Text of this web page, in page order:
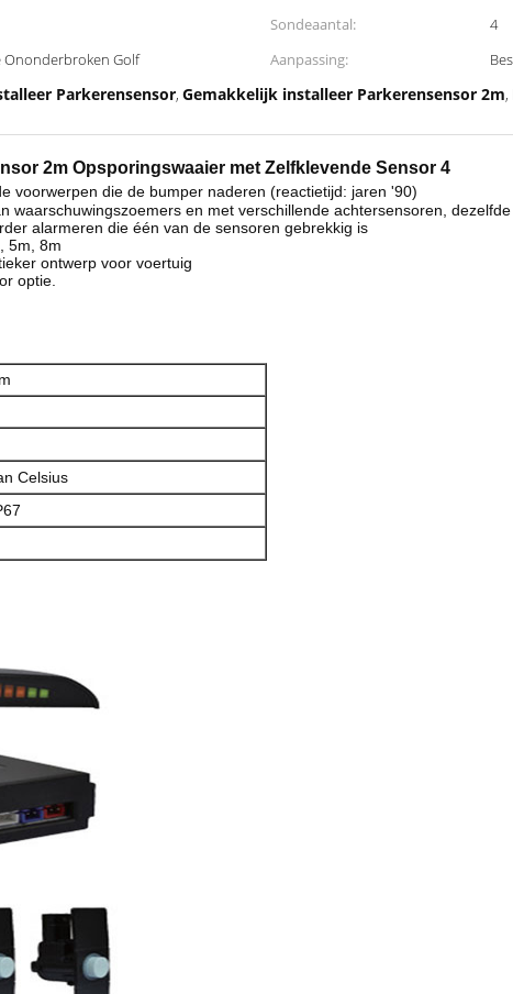
Sondeaantal:
4
Golf Aanpassing:
Parkerensensor, Gemakkelijk installeer Parkerensensor 2m,
2m Opsporingswaaier met Zelfklevende Sensor 4
voorwerpen die de bumper naderen (reactietijd: jaren '90)
waarschuwingszoemers en met verschillende achtersensoren,
alarmeren die één van de sensoren gebrekkig is
5m, 8m
ontwerp voor voertuig
optie.
Celsius